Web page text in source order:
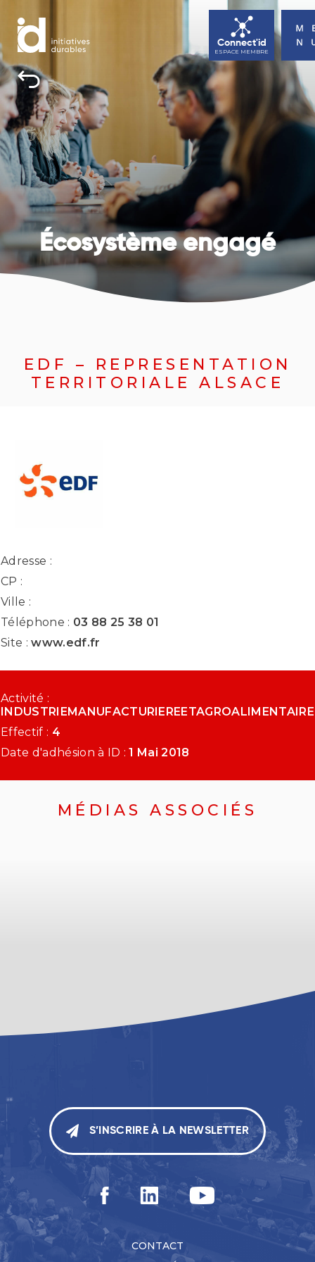
INITIATIVES DURABLES
TOUS UNE BONNE RAISON D’AGIR
ACTUALITÉS
AGENDA
CONTACT
Connect'id
ESPACE MEMBRE
Écosystème engagé
EDF – REPRESENTATION
TERRITORIALE ALSACE
Adresse :
CP :
Ville :
Téléphone : 03 88 25 38 01
Site :www.edf.fr
Activité :
INDUSTRIEMANUFACTURIEREETAGROALIMENTAIRE
Effectif : 4
Date d'adhésion à ID :1 Mai 2018
MÉDIAS ASSOCIÉS
S’INSCRIRE À LA NEWSLETTER
CONTACT